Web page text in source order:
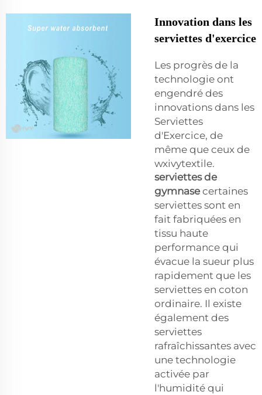
Innovation dans les
serviettes d'exercice
Les progrès de la
technologie ont
engendré des
innovations dans les
Serviettes
d'Exercice, de
même que ceux de
wxivytextile.
serviettes de
gymnasecertaines
serviettes sont en
fait fabriquées en
tissu haute
performance qui
évacue la sueur plus
rapidement que les
serviettes en coton
ordinaire. Il existe
également des
serviettes
rafraîchissantes avec
une technologie
activée par
l'humidité qui